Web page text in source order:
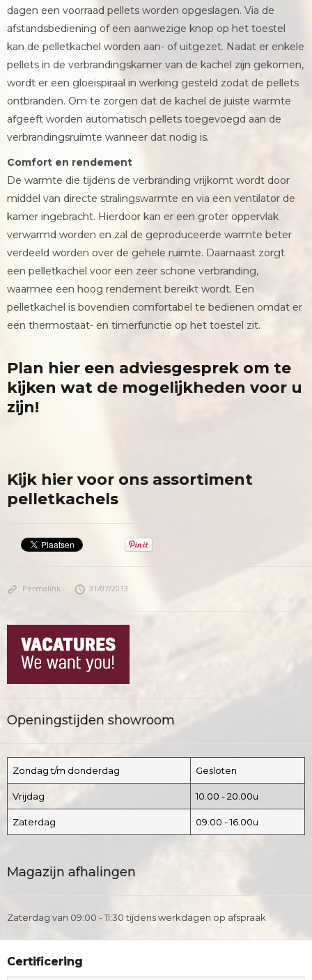
dagen een voorraad pellets worden opgeslagen. Via de
afstandsbediening of een aanwezige knop op het toestel
kan de pelletkachel worden aan- of uitgezet. Nadat er enkele
pellets in de verbrandingskamer van de kachel zijn gekomen,
wordt er een gloeispiraal in werking gesteld zodat de pellets
ontbranden. Om te zorgen dat de kachel de juiste warmte
afgeeft worden automatisch pellets toegevoegd aan de
verbrandingsruimte wanneer dat nodig is.
Comfort en rendement
De warmte die tijdens de verbranding vrijkomt wordt door
middel van directe stralingswarmte en via een ventilator de
kamer ingebracht. Hierdoor kan er een groter oppervlak
verwarmd worden en zal de geproduceerde warmte beter
verdeeld worden over de gehele ruimte. Daarnaast zorgt
een pelletkachel voor een zeer schone verbranding,
waarmee een hoog rendement bereikt wordt. Een
pelletkachel is bovendien comfortabel te bedienen omdat er
een thermostaat- en timerfunctie op het toestel zit.
Plan hier een adviesgesprek om te
kijken wat de mogelijkheden voor u
zijn!
Kijk hier voor ons assortiment
pelletkachels
Permalink 31/07/2013
Openingstijden showroom
Zondag t/m donderdag Gesloten
Vrijdag 10.00 - 20.00u
Zaterdag 09.00 - 16.00u
Magazijn afhalingen
Zaterdag van 09:00 - 11:30 tijdens werkdagen op afspraak
Certificering